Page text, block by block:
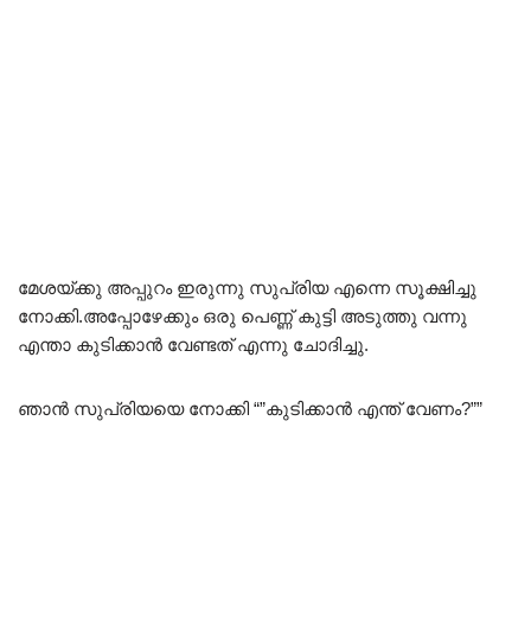
മേശയ്ക്കു അപ്പുറം ഇരുന്നു സുപ്രിയ എന്നെ സൂക്ഷിച്ചു
നോക്കി.അപ്പോഴേക്കും ഒരു പെണ്ണ് കുട്ടി അടുത്തു വന്നു
എന്താ കുടിക്കാൻ വേണ്ടത് എന്നു ചോദിച്ചു.
ഞാൻ സുപ്രിയയെ നോക്കി “”കുടിക്കാൻ എന്ത് വേണം?””